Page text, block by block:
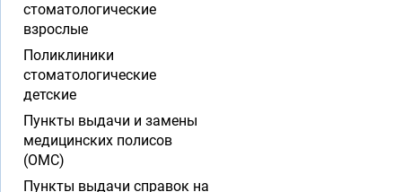
стоматологические
взрослые
Поликлиники
стоматологические
детские
Пункты выдачи и замены
медицинских полисов
(ОМС)
Пункты выдачи справок на